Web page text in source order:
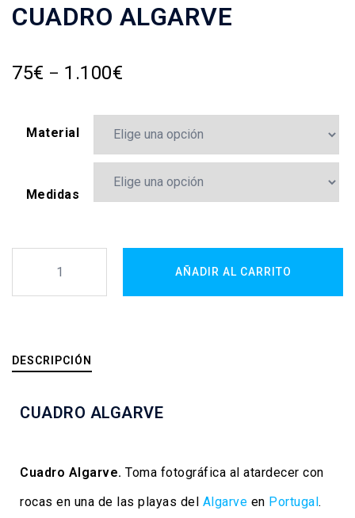
CUADRO ALGARVE
75€ – 1.100€
Material
Medidas
AÑADIR AL CARRITO
DESCRIPCIÓN
CUADRO ALGARVE
Cuadro Algarve. Toma fotográfica al atardecer con
rocas en una de las playas del Algarve en Portugal.